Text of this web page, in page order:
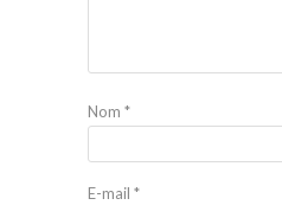
Nom *
E-mail *